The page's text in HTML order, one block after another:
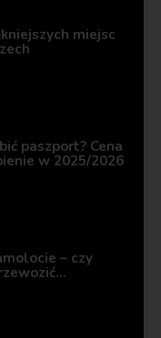
miejsc
paszport? Cena
w 2025/2026
– czy